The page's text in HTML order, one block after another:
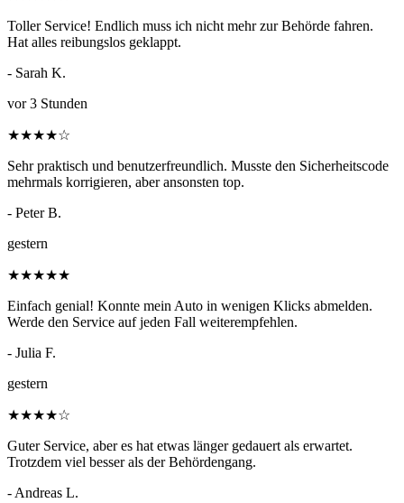
Toller Service! Endlich muss ich nicht mehr zur Behörde fahren.
Hat alles reibungslos geklappt.
- Sarah K.
vor 3 Stunden
★★★★☆
Sehr praktisch und benutzerfreundlich. Musste den Sicherheitscode
mehrmals korrigieren, aber ansonsten top.
- Peter B.
gestern
★★★★★
Einfach genial! Konnte mein Auto in wenigen Klicks abmelden.
Werde den Service auf jeden Fall weiterempfehlen.
- Julia F.
gestern
★★★★☆
Guter Service, aber es hat etwas länger gedauert als erwartet.
Trotzdem viel besser als der Behördengang.
- Andreas L.